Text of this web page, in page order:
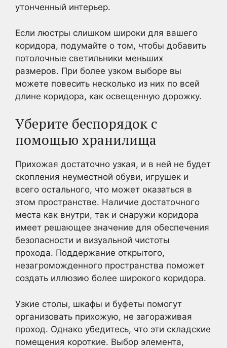
утонченный интерьер.
Если люстры слишком широки для вашего
коридора, подумайте о том, чтобы добавить
потолочные светильники меньших
размеров. При более узком выборе вы
можете повесить несколько из них по всей
длине коридора, как освещенную дорожку.
Уберите беспорядок с
помощью хранилища
Прихожая достаточно узкая, и в ней не будет
скопления неуместной обуви, игрушек и
всего остального, что может оказаться в
этом пространстве. Наличие достаточного
места как внутри, так и снаружи коридора
имеет решающее значение для обеспечения
безопасности и визуальной чистоты
прохода. Поддержание открытого,
незагроможденного пространства поможет
создать иллюзию более широкого коридора.
Узкие столы, шкафы и буфеты помогут
организовать прихожую, не загораживая
проход. Однако убедитесь, что эти складские
помещения короткие. Выбор элемента,